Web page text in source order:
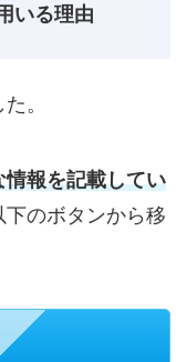
いる理由
。
報を記載してい
下のボタンから移